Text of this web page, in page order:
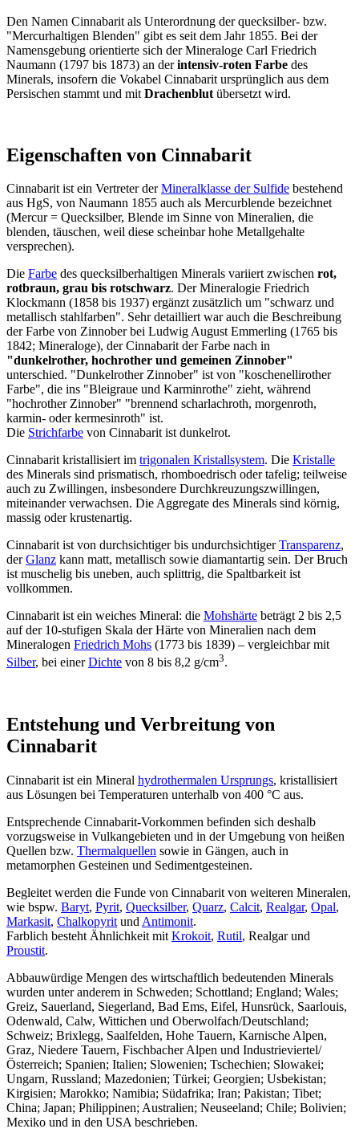
Den Namen Cinnabarit als Unterordnung der quecksilber- bzw.
"Mercurhaltigen Blenden" gibt es seit dem Jahr 1855. Bei der
Namensgebung orientierte sich der Mineraloge Carl Friedrich
Naumann (1797 bis 1873) an derintensiv-roten Farbe des
Minerals, insofern die Vokabel Cinnabarit ursprünglich aus dem
Persischen stammt und mit Drachenblut übersetzt wird.
Eigenschaften von Cinnabarit
Cinnabarit ist ein Vertreter derMineralklasse der Sulfide bestehend
aus HgS, von Naumann 1855 auch als Mercurblende bezeichnet
(Mercur = Quecksilber, Blende im Sinne von Mineralien, die
blenden, täuschen, weil diese scheinbar hohe Metallgehalte
versprechen).
Die Farbe des quecksilberhaltigen Minerals variiert zwischen rot,
rotbraun, grau bis rotschwarz. Der Mineralogie Friedrich
Klockmann (1858 bis 1937) ergänzt zusätzlich um "schwarz und
metallisch stahlfarben". Sehr detailliert war auch die Beschreibung
der Farbe von Zinnober bei Ludwig August Emmerling (1765 bis
1842; Mineraloge), der Cinnabarit der Farbe nach in
"dunkelrother, hochrother und gemeinen Zinnober"
unterschied. "Dunkelrother Zinnober" ist von "koschenellirother
Farbe", die ins "Bleigraue und Karminrothe" zieht, während
"hochrother Zinnober" "brennend scharlachroth, morgenroth,
karmin- oder kermesinroth" ist.
Die Strichfarbe von Cinnabarit ist dunkelrot.
Cinnabarit kristallisiert im trigonalen Kristallsystem. Die Kristalle
des Minerals sind prismatisch, rhomboedrisch oder tafelig; teilweise
auch zu Zwillingen, insbesondere Durchkreuzungszwillingen,
miteinander verwachsen. Die Aggregate des Minerals sind körnig,
massig oder krustenartig.
Cinnabarit ist von durchsichtiger bis undurchsichtigerTransparenz,
derGlanz kann matt, metallisch sowie diamantartig sein. Der Bruch
ist muschelig bis uneben, auch splittrig, die Spaltbarkeit ist
vollkommen.
Cinnabarit ist ein weiches Mineral: die Mohshärte beträgt 2 bis 2,5
auf der 10-stufigen Skala der Härte von Mineralien nach dem
Mineralogen Friedrich Mohs (1773 bis 1839) – vergleichbar mit
Silber, bei einerDichte von 8 bis 8,2 g/cm3.
Entstehung und Verbreitung von
Cinnabarit
Cinnabarit ist ein Mineral hydrothermalen Ursprungs, kristallisiert
aus Lösungen bei Temperaturen unterhalb von 400 °C aus.
Entsprechende Cinnabarit-Vorkommen befinden sich deshalb
vorzugsweise in Vulkangebieten und in der Umgebung von heißen
Quellen bzw. Thermalquellen sowie in Gängen, auch in
metamorphen Gesteinen und Sedimentgesteinen.
Begleitet werden die Funde von Cinnabarit von weiteren Mineralen,
wie bspw. Baryt, Pyrit, Quecksilber, Quarz, Calcit, Realgar, Opal,
Markasit, Chalkopyrit und Antimonit.
Farblich besteht Ähnlichkeit mit Krokoit, Rutil, Realgar und
Proustit.
Abbauwürdige Mengen des wirtschaftlich bedeutenden Minerals
wurden unter anderem in Schweden; Schottland; England; Wales;
Greiz, Sauerland, Siegerland, Bad Ems, Eifel, Hunsrück, Saarlouis,
Odenwald, Calw, Wittichen und Oberwolfach/Deutschland;
Schweiz; Brixlegg, Saalfelden, Hohe Tauern, Karnische Alpen,
Graz, Niedere Tauern, Fischbacher Alpen und Industrieviertel/
Österreich; Spanien; Italien; Slowenien; Tschechien; Slowakei;
Ungarn, Russland; Mazedonien; Türkei; Georgien; Usbekistan;
Kirgisien; Marokko; Namibia; Südafrika; Iran; Pakistan; Tibet;
China; Japan; Philippinen; Australien; Neuseeland; Chile; Bolivien;
Mexiko und in den USA beschrieben.